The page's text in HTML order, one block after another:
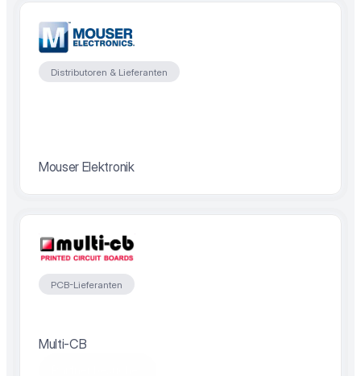
Distributoren & Lieferanten
Mouser Elektronik
PCB-Lieferanten
Multi-CB